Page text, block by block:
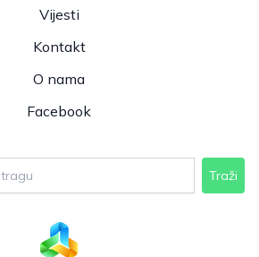
Vijesti
Kontakt
O nama
Facebook
Traži